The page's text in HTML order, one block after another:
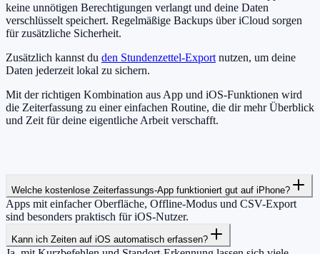
keine unnötigen Berechtigungen verlangt und deine Daten
verschlüsselt speichert. Regelmäßige Backups über iCloud sorgen
für zusätzliche Sicherheit.
Zusätzlich kannst du den Stundenzettel-Export nutzen, um deine
Daten jederzeit lokal zu sichern.
Mit der richtigen Kombination aus App und iOS-Funktionen wird
die Zeiterfassung zu einer einfachen Routine, die dir mehr Überblick
und Zeit für deine eigentliche Arbeit verschafft.
Welche kostenlose Zeiterfassungs-App funktioniert gut auf iPhone?
Apps mit einfacher Oberfläche, Offline-Modus und CSV-Export
sind besonders praktisch für iOS-Nutzer.
Kann ich Zeiten auf iOS automatisch erfassen?